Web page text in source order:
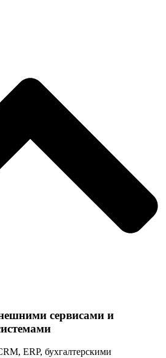
сервисами и
ERP, бухгалтерскими